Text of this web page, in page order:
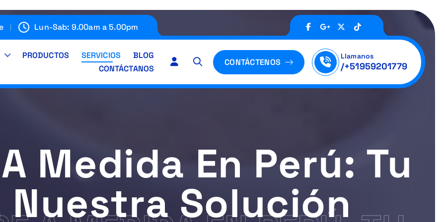
Lun-Sab: 9.00am a 5.00pm
PRODUCTOS SERVICIOS
BLOG
CONTÁCTANOS
CONTÁCTENOS
Llamanos
/+51959201779
Medida En Perú: Tu
Nuestra Solución